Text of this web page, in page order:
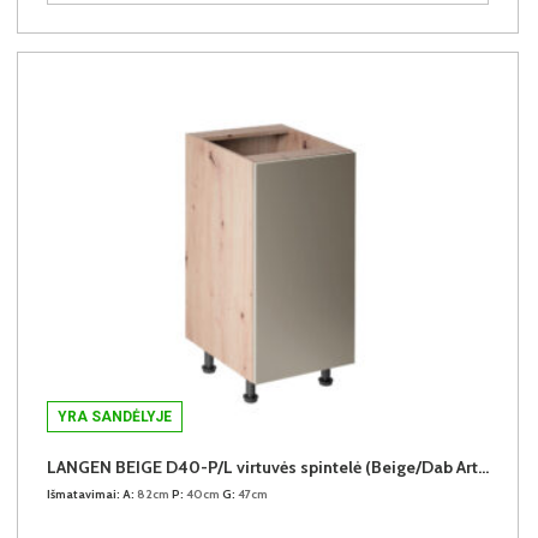
YRA SANDĖLYJE
LANGEN BEIGE D40-P/L virtuvės spintelė (Beige/Dab Artisan)
Išmatavimai: A: 82cm P: 40cm G: 47cm